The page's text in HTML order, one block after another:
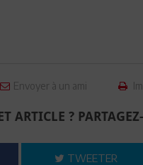
Envoyer à un ami
ARTICLE ?
TWEETER